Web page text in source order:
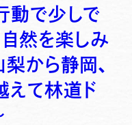
動で少しで
自然を楽しみ
から静岡、
えて林道ド